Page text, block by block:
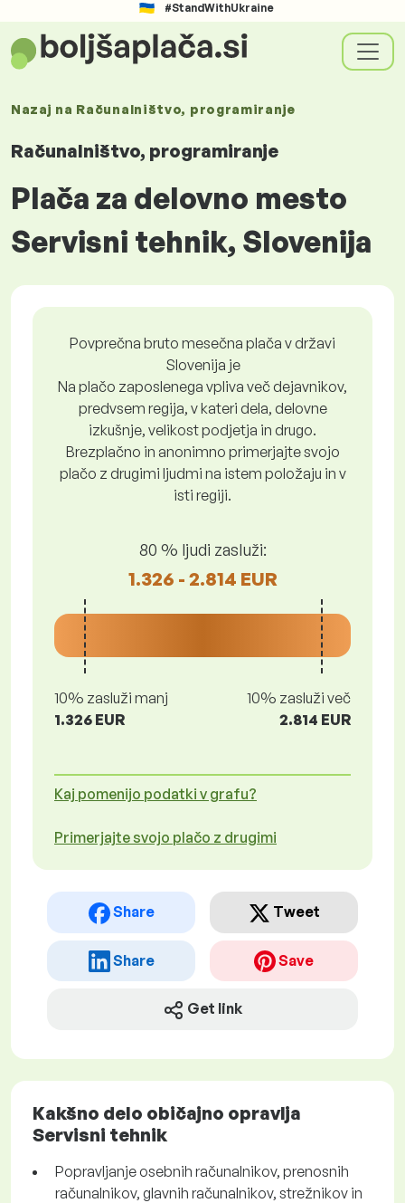
#StandWithUkraine
Nazaj na Računalništvo, programiranje
Računalništvo, programiranje
Plača za delovno mesto
Servisni tehnik, Slovenija
Povprečna bruto mesečna plača v državi
Slovenija je
Na plačo zaposlenega vpliva več dejavnikov,
predvsem regija, v kateri dela, delovne
izkušnje, velikost podjetja in drugo.
Brezplačno in anonimno primerjajte svojo
plačo z drugimi ljudmi na istem položaju in v
isti regiji.
80 % ljudi zasluži:
1.326 - 2.814 EUR
10% zasluži manj
1.326 EUR
10% zasluži več
2.814 EUR
Kaj pomenijo podatki v grafu?
Primerjajte svojo plačo z drugimi
Share Tweet
Share Save
Get link
Kakšno delo običajno opravlja
Servisni tehnik
Popravljanje osebnih računalnikov, prenosnih
računalnikov, glavnih računalnikov, strežnikov in